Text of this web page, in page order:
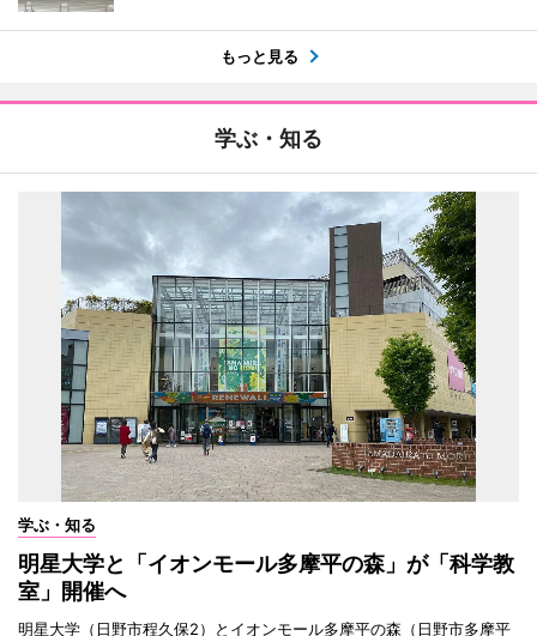
もっと見る
学ぶ・知る
学ぶ・知る
明星大学と「イオンモール多摩平の森」が「科学教
室」開催へ
明星大学（日野市程久保2）とイオンモール多摩平の森（日野市多摩平